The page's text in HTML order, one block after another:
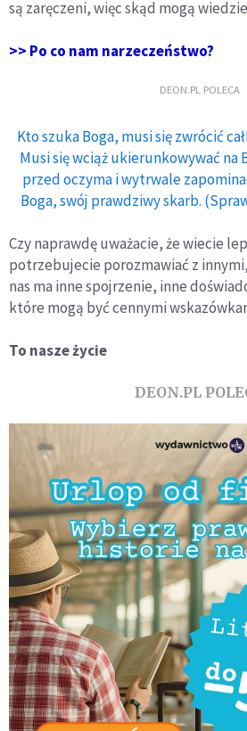
są zaręczeni, więc skąd mogą
>> Po co nam narzeczeństwo?
DEON.PL POLECA
Kto szuka Boga, musi się zwrócić
Musi się wciąż ukierunkowywać na
przed oczyma i wytrwale
Boga, swój prawdziwy skarb.
Czy naprawdę uważacie, że wiecie
potrzebujecie porozmawiać z
nas ma inne spojrzenie, inne
które mogą być cennymi
To nasze życie
DEON.PL